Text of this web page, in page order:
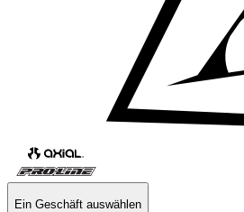
Ein Geschäft auswählen